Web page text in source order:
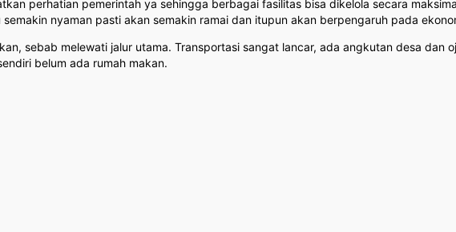
perhatian pemerintah ya sehingga berbagai fasilitas bisa dikelola secara
nyaman pasti akan semakin ramai dan itupun akan berpengaruh pada
sebab melewati jalur utama. Transportasi sangat lancar, ada angkutan desa dan
belum ada rumah makan.